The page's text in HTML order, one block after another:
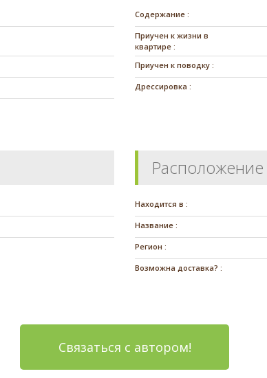
Содержание :
Приучен к жизни в
квартире :
Приучен к поводку :
Дрессировка :
Расположение
Находится в :
Название :
Регион :
Возможна доставка? :
Связаться с автором!